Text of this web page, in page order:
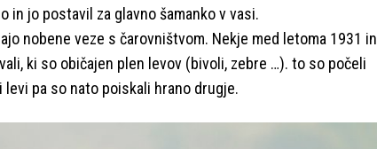
in jo postavil za glavno šamanko v vasi.
nobene veze s čarovništvom. Nekje med letoma 1931 in
ki so običajen plen levov (bivoli, zebre …). to so počeli
pa so nato poiskali hrano drugje.